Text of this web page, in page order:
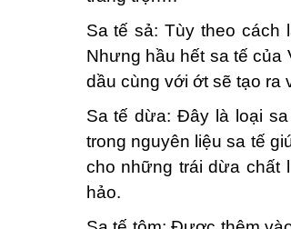
Sa tế sả: Tùy theo cách
Nhưng hầu hết sa tế của
dầu cùng với ớt sẽ tạo ra
Sa tế dừa: Đây là loại
trong nguyên liệu sa tế
cho những trái dừa chất
hảo.